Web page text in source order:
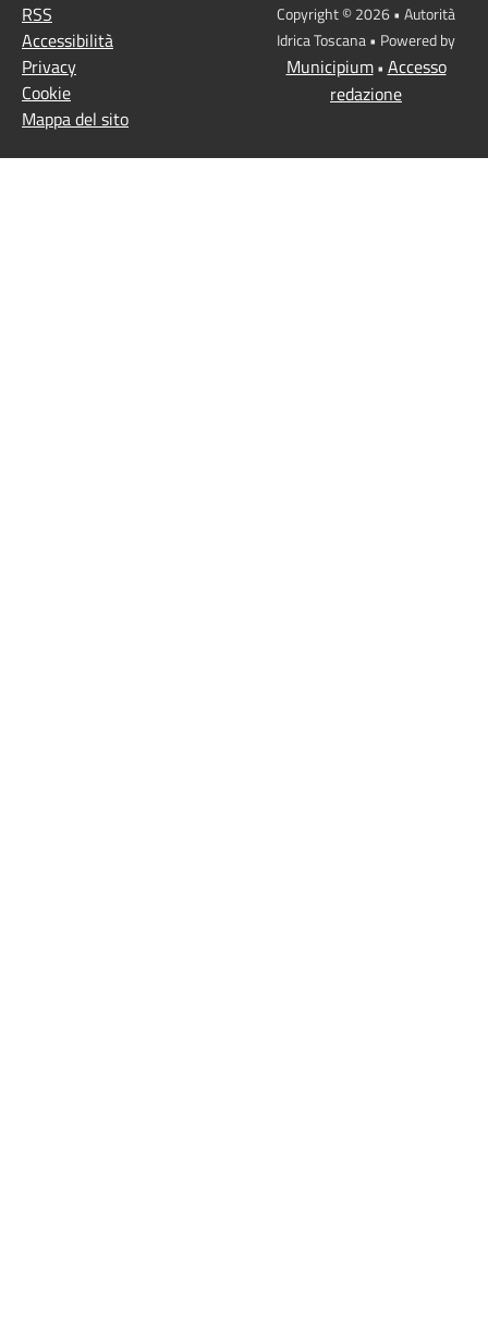
RSS
Accessibilità
Privacy
Cookie
Mappa del sito
Copyright © 2026 • Autorità
Idrica Toscana • Powered by
Municipium• Accesso
redazione